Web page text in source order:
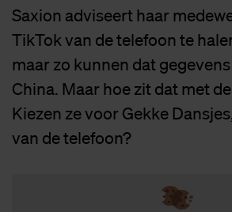
Saxion adviseert haar
TikTok van de telefoon te
maar zo kunnen dat
China. Maar hoe zit dat met
Kiezen ze voor Gekke
van de telefoon?